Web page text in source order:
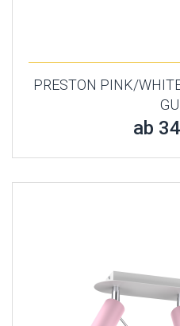
PRESTON PINK/
ab